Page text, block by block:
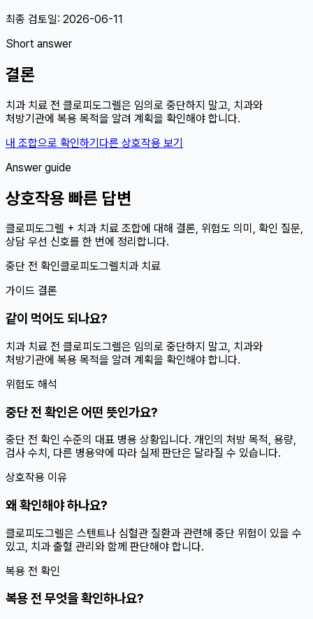
최종 검토일: 2026-06-11
Short answer
결론
치과 치료 전 클로피도그렐은 임의로 중단하지 말고, 치과와
처방기관에 복용 목적을 알려 계획을 확인해야 합니다.
내 조합으로 확인하기다른 상호작용 보기
Answer guide
상호작용 빠른 답변
클로피도그렐 + 치과 치료 조합에 대해 결론, 위험도 의미, 확인 질문,
상담 우선 신호를 한 번에 정리합니다.
중단 전 확인클로피도그렐치과 치료
가이드 결론
같이 먹어도 되나요?
치과 치료 전 클로피도그렐은 임의로 중단하지 말고, 치과와
처방기관에 복용 목적을 알려 계획을 확인해야 합니다.
위험도 해석
중단 전 확인은 어떤 뜻인가요?
중단 전 확인 수준의 대표 병용 상황입니다. 개인의 처방 목적, 용량,
검사 수치, 다른 병용약에 따라 실제 판단은 달라질 수 있습니다.
상호작용 이유
왜 확인해야 하나요?
클로피도그렐은 스텐트나 심혈관 질환과 관련해 중단 위험이 있을 수
있고, 치과 출혈 관리와 함께 판단해야 합니다.
복용 전 확인
복용 전 무엇을 확인하나요?